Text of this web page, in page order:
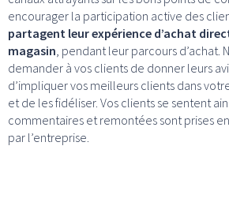
encourager la participation active des
partagent leur expérience d’achat
magasin, pendant leur parcours d’achat.
demander à vos clients de donner leurs
d’impliquer vos meilleurs clients dans
et de les fidéliser. Vos clients se sentent
commentaires et remontées sont prises
par l’entreprise.